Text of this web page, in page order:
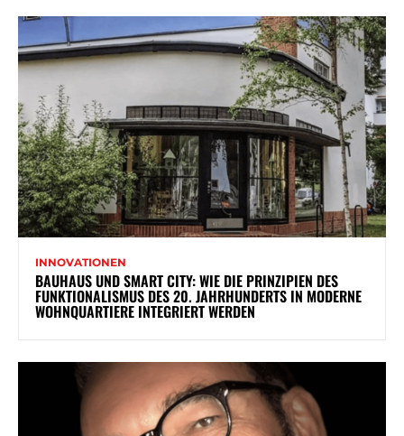
INNOVATIONEN
BAUHAUS UND SMART CITY: WIE DIE PRINZIPIEN DES
FUNKTIONALISMUS DES 20. JAHRHUNDERTS IN MODERNE
WOHNQUARTIERE INTEGRIERT WERDEN